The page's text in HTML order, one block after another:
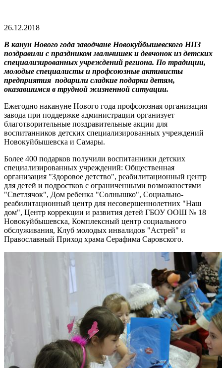
26.12.2018
В канун Нового года заводчане Новокуйбышевского НПЗ
поздравили с праздником мальчишек и девчонок из детских
специализированных учреждений региона. По традиции,
молодые специалисты и профсоюзные активисты
предприятия подарили сладкие подарки детям,
оказавшимся в трудной жизненной ситуации.
Ежегодно накануне Нового года профсоюзная организация
завода при поддержке администрации организует
благотворительные поздравительные акции для
воспитанников детских специализированных учреждений
Новокуйбышевска и Самары.
Более 400 подарков получили воспитанники детских
специализированных учреждений: Общественная
организация "Здоровое детство", реабилитационный центр
для детей и подростков с ограниченными возможностями
"Светлячок", Дом ребенка "Солнышко", Социально-
реабилитационный центр для несовершеннолетних "Наш
дом", Центр коррекции и развития детей ГБОУ ООШ № 18
Новокуйбышевска, Комплексный центр социального
обслуживания, Клуб молодых инвалидов "Астрей" и
Православный Приход храма Серафима Саровского.